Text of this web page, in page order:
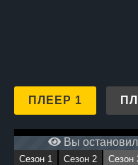
ПЛЕЕР 1
Вы
Сезон 1 Сезон 2 Сезон